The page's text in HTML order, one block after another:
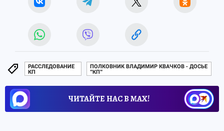
РАССЛЕДОВАНИЕ
КП
ПОЛКОВНИК ВЛАДИМИР КВАЧКОВ - ДОСЬЕ
"КП"
ЧИТАЙТЕ НАС В МАХ!